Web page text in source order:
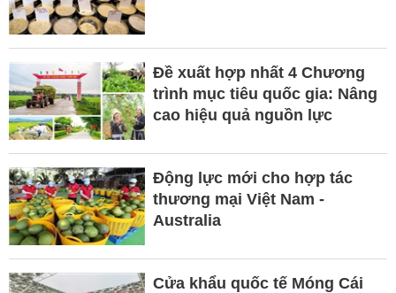
Đề xuất hợp nhất 4 Chương
trình mục tiêu quốc gia: Nâng
cao hiệu quả nguồn lực
Động lực mới cho hợp tác
thương mại Việt Nam -
Australia
Cửa khẩu quốc tế Móng Cái